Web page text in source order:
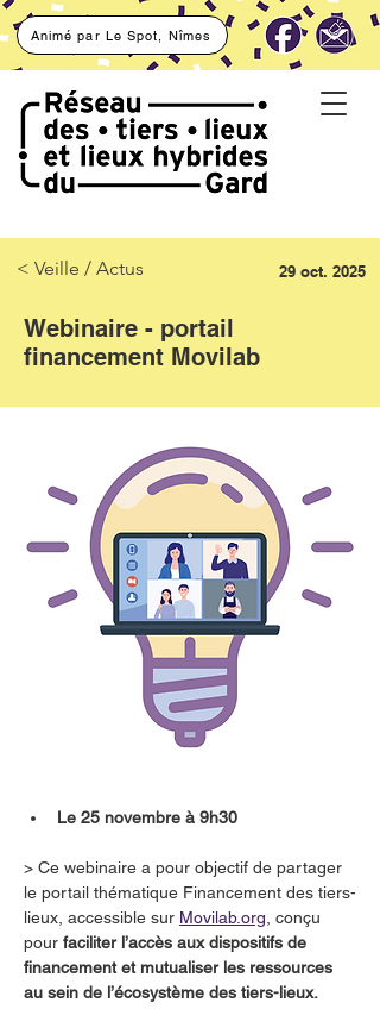
Animé par Le Spot, Nîmes
< Veille / Actus 29 oct. 2025
Webinaire - portail
financement Movilab
Le 25 novembre à 9h30
> Ce webinaire a pour objectif de partager
le portail thématique Financement des tiers-
lieux, accessible sur Movilab.org , conçu
pour faciliter l’accès aux dispositifs de
financement et mutualiser les ressources
au sein de l’écosystème des tiers-lieux.